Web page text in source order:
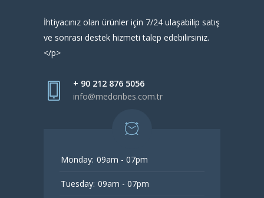
İhtiyacınız olan ürünler için 7/24 ulaşabilip satış
ve sonrası destek hizmeti talep edebilirsiniz.
</p>
+ 90 212 876 5056
info@medonbes.com.tr
Monday: 09am - 07pm
Tuesday: 09am - 07pm